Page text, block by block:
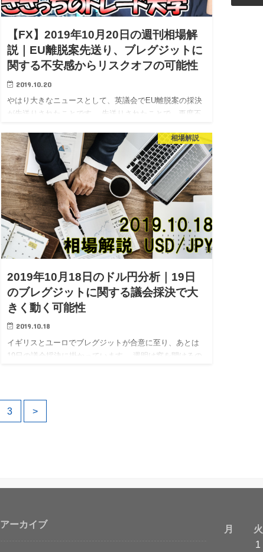
【FX】2019年10月20日の週刊相場解
説｜EU離脱案先送り、ブレグジットに
関する不安感からリスクオフの可能性
2019.10.20
やはり大きなニュースとして、英議会でEU離脱案の採決
が先送りされたことです。 先送りされたことで、再度不
見ています。 長引くようだと特にポンドが大きな下落に
繋がるかもしれ…
相場解説
2019年10月18日のドル円分析｜19日
のブレグジットに関する議会採決で大
きく動く可能性
2019.10.18
イギリスとユーロでブレグジットが合意に至り、あとは
19日の議会採決に掛かっています。 週明け窓を開けるの
3 >
アーカイブ
月
火
1